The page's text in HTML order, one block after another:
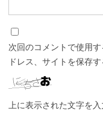
次回のコメントで使用
ドレス、サイトを保存す
上に表示された文字を